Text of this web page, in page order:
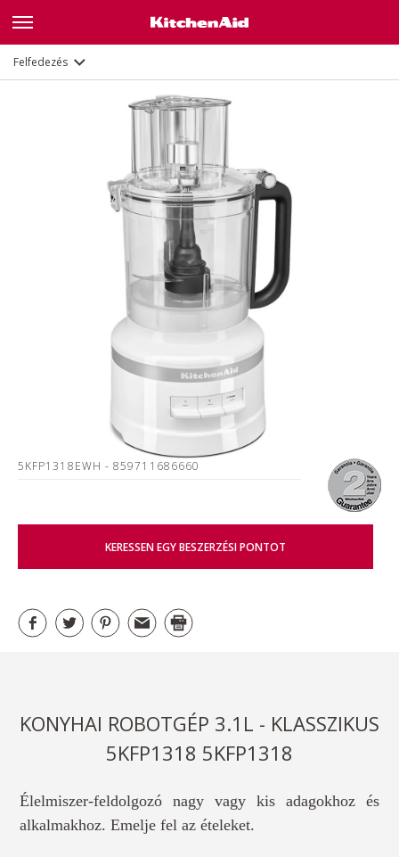
Felfedezés
5KFP1318EWH - 859711686660
KERESSEN EGY BESZERZÉSI PONTOT
KONYHAI ROBOTGÉP 3.1L - KLASSZIKUS
5KFP1318 5KFP1318
Élelmiszer-feldolgozó nagy vagy kis adagokhoz és
alkalmakhoz. Emelje fel az ételeket.